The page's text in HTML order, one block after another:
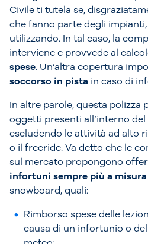
Civile ti tutela se,
che fanno parte degli
utilizzando. In tal caso, la
interviene e provvede al
spese. Un’altra copertura
soccorso in pista in caso di
In altre parole, questa polizza
oggetti presenti all’interno
escludendo le attività ad alto
o il freeride. Va detto che le
sul mercato propongono
infortuni sempre più a misura
snowboard, quali:
Rimborso spese delle
causa di un infortunio o